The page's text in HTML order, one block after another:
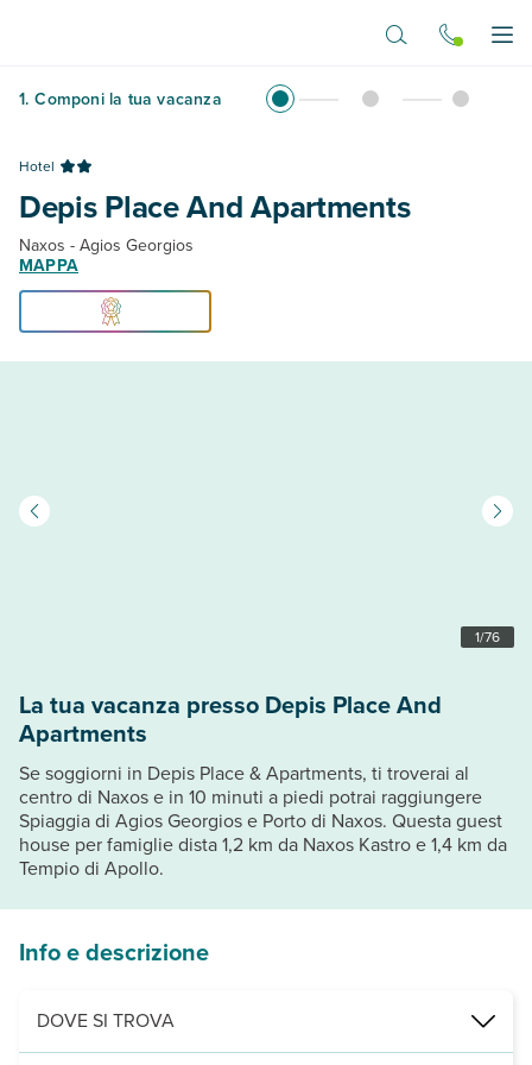
1. Componi la tua vacanza
Hotel
Depis Place And Apartments
Naxos - Agios Georgios
MAPPA
1/76
La tua vacanza presso Depis Place And
Apartments
Se soggiorni in Depis Place & Apartments, ti troverai al
centro di Naxos e in 10 minuti a piedi potrai raggiungere
Spiaggia di Agios Georgios e Porto di Naxos. Questa guest
house per famiglie dista 1,2 km da Naxos Kastro e 1,4 km da
Tempio di Apollo.
Info e descrizione
DOVE SI TROVA